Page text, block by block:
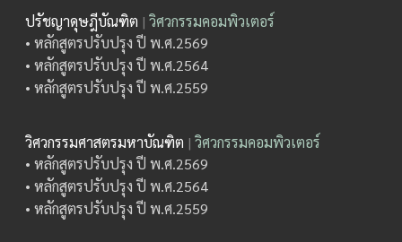
ปรัชญาดุษฎีบัณฑิต | วิศวกรรมคอมพิวเตอร์
• หลักสูตรปรับปรุง ปี พ.ศ.2569
• หลักสูตรปรับปรุง ปี พ.ศ.2564
• หลักสูตรปรับปรุง ปี พ.ศ.2559
วิศวกรรมศาสตรมหาบัณฑิต | วิศวกรรมคอมพิวเตอร์
• หลักสูตรปรับปรุง ปี พ.ศ.2569
• หลักสูตรปรับปรุง ปี พ.ศ.2564
• หลักสูตรปรับปรุง ปี พ.ศ.2559